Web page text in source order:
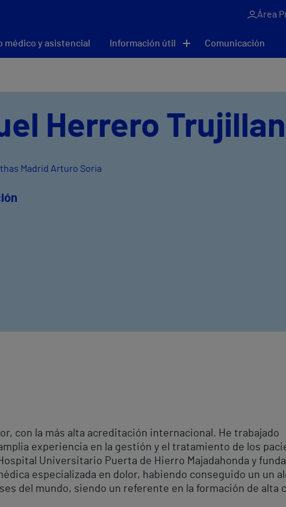
Área
médico y asistencial Información útil Comunicación
Herrero
Madrid Arturo Soria
con la más alta acreditación internacional. He trabajado
experiencia en la gestión y el tratamiento de los
Universitario Puerta de Hierro Majadahonda y
especializada en dolor, habiendo conseguido un un
del mundo, siendo un referente en la formación de alta